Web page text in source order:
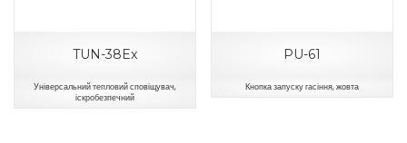
TUN-38Ex
Універсальний тепловий сповіщувач,
іскробезпечний
PU-61
Кнопка запуску гасіння, жовта